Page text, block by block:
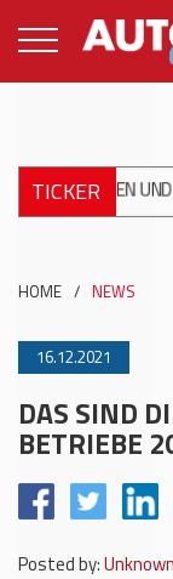
TICKER
UND 10 JAHRE
HOME / NEWS
16.12.2021
DAS SIND
BETRIEBE
Posted by: